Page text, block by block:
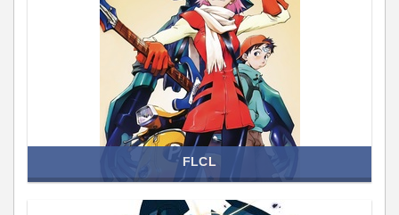
FLCL